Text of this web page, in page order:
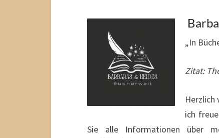
„In
Zitat:
Herzlich
ich
Sie alle Informationen über